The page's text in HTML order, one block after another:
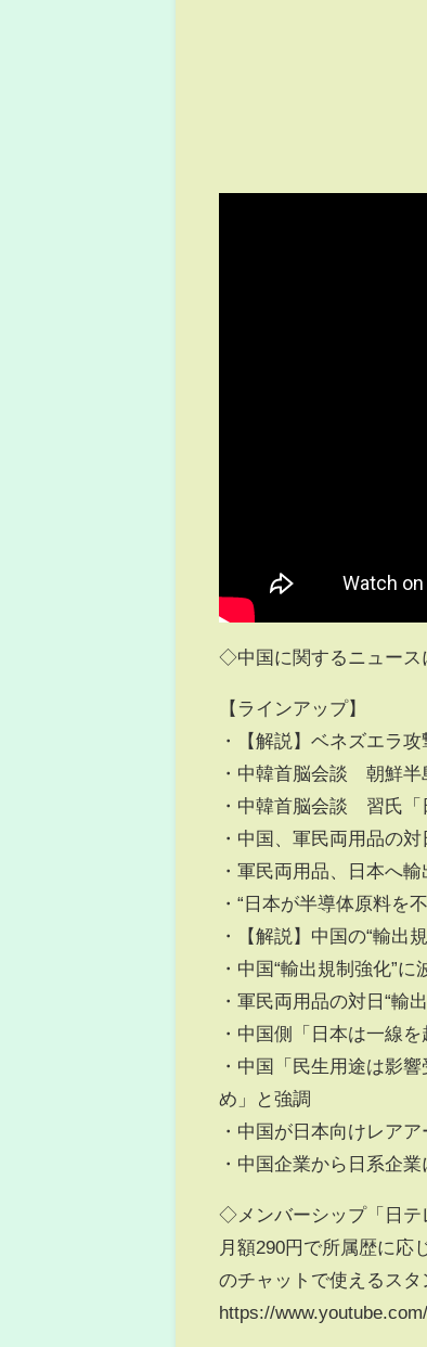
◇中国に関するニュース
【ラインアップ】
・【解説】ベネズエラ
・中韓首脳会談 朝鮮半
・中韓首脳会談 習氏「
・中国、軍民両用品の
・軍民両用品、日本へ
・“日本が半導体原料を
・【解説】中国の“輸
・中国“輸出規制強化”
・軍民両用品の対日“
・中国側「日本は一線
・中国「民生用途は影
め」と強調
・中国が日本向けレア
・中国企業から日系企
◇メンバーシップ「日テ
月額290円で所属歴に応
のチャットで使えるス
https://